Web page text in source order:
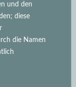
und den
diese
die Namen